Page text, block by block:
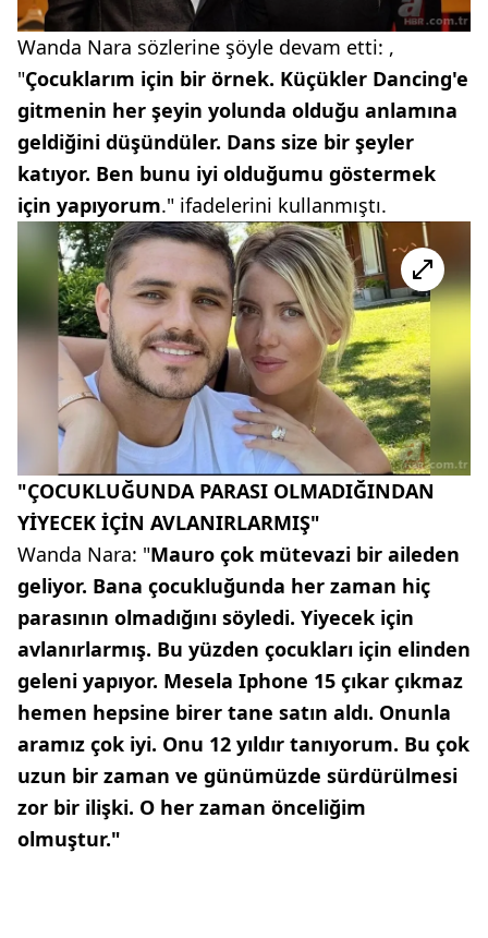
Wanda Nara sözlerine şöyle devam etti: ,
"Çocuklarım için bir örnek. Küçükler Dancing'e
gitmenin her şeyin yolunda olduğu anlamına
geldiğini düşündüler. Dans size bir şeyler
katıyor. Ben bunu iyi olduğumu göstermek
için yapıyorum." ifadelerini kullanmıştı.
"ÇOCUKLUĞUNDA PARASI OLMADIĞINDAN
YİYECEK İÇİN AVLANIRLARMIŞ"
Wanda Nara: "Mauro çok mütevazi bir aileden
geliyor. Bana çocukluğunda her zaman hiç
parasının olmadığını söyledi. Yiyecek için
avlanırlarmış. Bu yüzden çocukları için elinden
geleni yapıyor. Mesela Iphone 15 çıkar çıkmaz
hemen hepsine birer tane satın aldı. Onunla
aramız çok iyi. Onu 12 yıldır tanıyorum. Bu çok
uzun bir zaman ve günümüzde sürdürülmesi
zor bir ilişki. O her zaman önceliğim
olmuştur."